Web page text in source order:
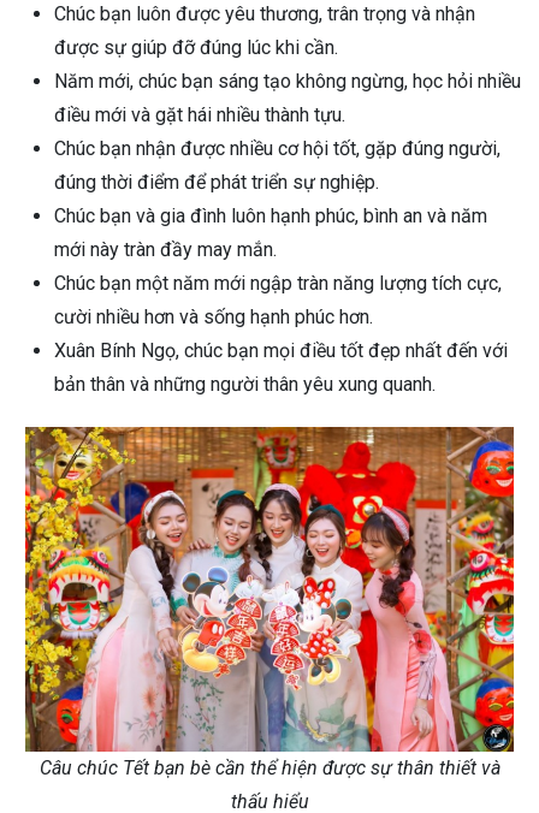
Chúc bạn luôn được yêu thương, trân trọng và nhận
được sự giúp đỡ đúng lúc khi cần.
Năm mới, chúc bạn sáng tạo không ngừng, học hỏi nhiều
điều mới và gặt hái nhiều thành tựu.
Chúc bạn nhận được nhiều cơ hội tốt, gặp đúng người,
đúng thời điểm để phát triển sự nghiệp.
Chúc bạn và gia đình luôn hạnh phúc, bình an và năm
mới này tràn đầy may mắn.
Chúc bạn một năm mới ngập tràn năng lượng tích cực,
cười nhiều hơn và sống hạnh phúc hơn.
Xuân Bính Ngọ, chúc bạn mọi điều tốt đẹp nhất đến với
bản thân và những người thân yêu xung quanh.
Câu chúc Tết bạn bè cần thể hiện được sự thân thiết và
thấu hiểu